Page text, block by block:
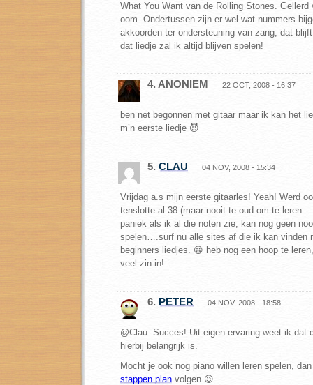
What You Want van de Rolling Stones. Gellerd
oom. Ondertussen zijn er wel wat nummers
akkoorden ter ondersteuning van zang, dat
dat liedje zal ik altijd blijven spelen!
4. ANONIEM 22 OCT, 2008 - 16:37
ben net begonnen met gitaar maar ik kan het
m’n eerste liedje 😈
5. CLAU 04 NOV, 2008 - 15:34
Vrijdag a.s mijn eerste gitaarles! Yeah! Werd
tenslotte al 38 (maar nooit te oud om te
paniek als ik al die noten zie, kan nog geen
spelen….surf nu alle sites af die ik kan vinden
beginners liedjes. 😀 heb nog een hoop te
veel zin in!
6. PETER 04 NOV, 2008 - 18:58
@Clau: Succes! Uit eigen ervaring weet ik dat
hierbij belangrijk is.
Mocht je ook nog piano willen leren spelen,
stappen plan volgen 😉